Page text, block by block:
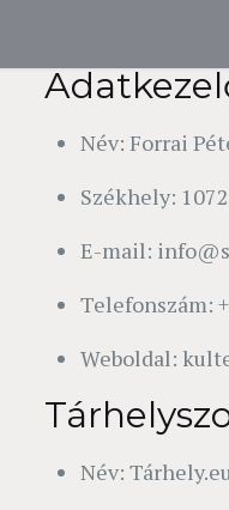
Név: Forrai
Székhely:
E-mail:
Telefonszám:
Weboldal:
Név: